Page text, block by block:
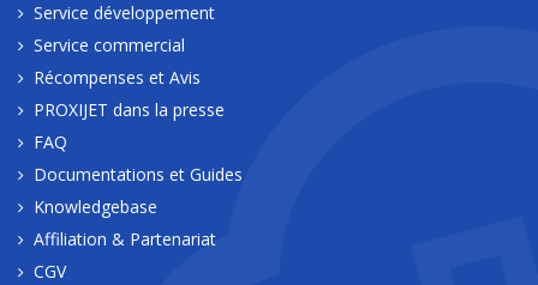
Service développement
Service commercial
Récompenses et Avis
PROXIJET dans la presse
FAQ
Documentations et Guides
Knowledgebase
Affiliation & Partenariat
CGV